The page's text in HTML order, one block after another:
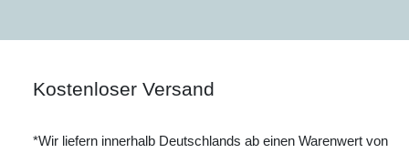
Kostenloser Versand
*Wir liefern innerhalb Deutschlands ab einen Warenwert von